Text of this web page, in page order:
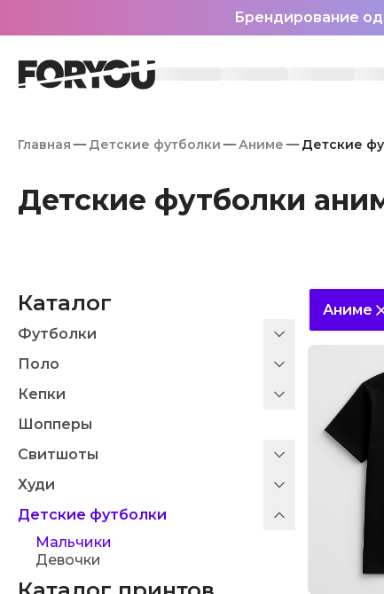
Брендирование
Главная Детские футболки Аниме Детские
Детские футболки
Каталог
Футболки
Поло
Кепки
Шопперы
Свитшоты
Худи
Детские футболки
Мальчики
Девочки
Аниме